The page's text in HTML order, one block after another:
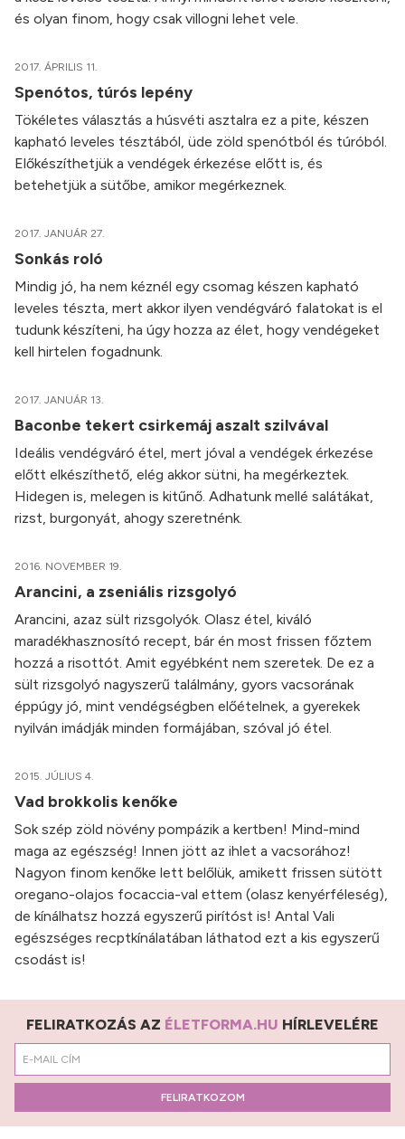
és olyan finom, hogy csak villogni lehet vele.
2017. ÁPRILIS 11.
Spenótos, túrós lepény
Tökéletes választás a húsvéti asztalra ez a pite, készen
kapható leveles tésztából, üde zöld spenótból és túróból.
Előkészíthetjük a vendégek érkezése előtt is, és
betehetjük a sütőbe, amikor megérkeznek.
2017. JANUÁR 27.
Sonkás roló
Mindig jó, ha nem kéznél egy csomag készen kapható
leveles tészta, mert akkor ilyen vendégváró falatokat is el
tudunk készíteni, ha úgy hozza az élet, hogy vendégeket
kell hirtelen fogadnunk.
2017. JANUÁR 13.
Baconbe tekert csirkemáj aszalt szilvával
Ideális vendégváró étel, mert jóval a vendégek érkezése
előtt elkészíthető, elég akkor sütni, ha megérkeztek.
Hidegen is, melegen is kitűnő. Adhatunk mellé salátákat,
rizst, burgonyát, ahogy szeretnénk.
2016. NOVEMBER 19.
Arancini, a zseniális rizsgolyó
Arancini, azaz sült rizsgolyók. Olasz étel, kiváló
maradékhasznosító recept, bár én most frissen főztem
hozzá a risottót. Amit egyébként nem szeretek. De ez a
sült rizsgolyó nagyszerű találmány, gyors vacsorának
éppúgy jó, mint vendégségben előételnek, a gyerekek
nyilván imádják minden formájában, szóval jó étel.
2015. JÚLIUS 4.
Vad brokkolis kenőke
Sok szép zöld növény pompázik a kertben! Mind-mind
maga az egészség! Innen jött az ihlet a vacsorához!
Nagyon finom kenőke lett belőlük, amikett frissen sütött
oregano-olajos focaccia-val ettem (olasz kenyérféleség),
de kínálhatsz hozzá egyszerű pirítóst is! Antal Vali
egészséges recptkínálatában láthatod ezt a kis egyszerű
csodást is!
FELIRATKOZÁS AZ ÉLETFORMA.HU HÍRLEVELÉRE
FELIRATKOZOM